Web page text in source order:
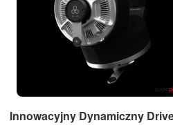
Innowacyjny Dynamiczny